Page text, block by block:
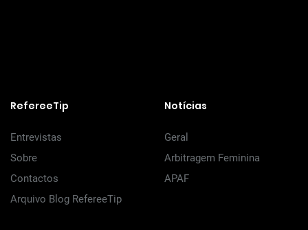
RefereeTip
Entrevistas
Sobre
Contactos
Arquivo Blog RefereeTip
Notícias
Geral
Arbitragem Feminina
APAF